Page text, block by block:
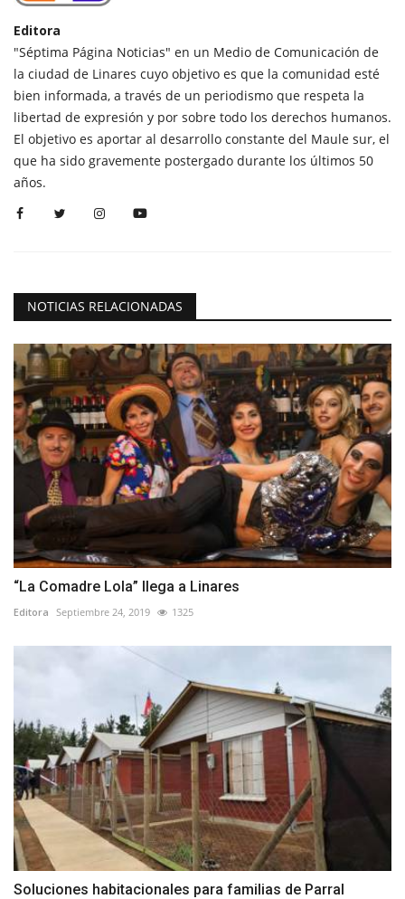
Editora
"Séptima Página Noticias" en un Medio de Comunicación de
la ciudad de Linares cuyo objetivo es que la comunidad esté
bien informada, a través de un periodismo que respeta la
libertad de expresión y por sobre todo los derechos humanos.
El objetivo es aportar al desarrollo constante del Maule sur, el
que ha sido gravemente postergado durante los últimos 50
años.
NOTICIAS RELACIONADAS
“La Comadre Lola” llega a Linares
Editora Septiembre 24, 2019 1325
Soluciones habitacionales para familias de Parral